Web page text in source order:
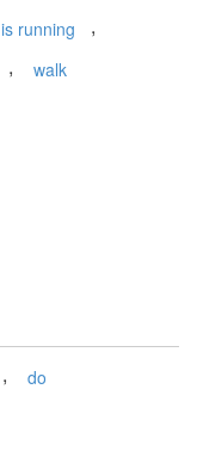
is running ,
, walk
, do